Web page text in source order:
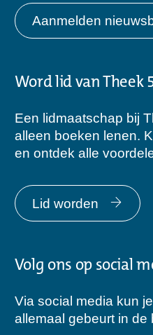
Aanmelden
Word lid van Theek
Een lidmaatschap bij
alleen boeken lenen.
en ontdek alle
Lid worden
Volg ons op social
Via social media kun
allemaal gebeurt in de